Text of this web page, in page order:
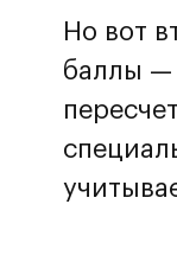
Но вот
баллы —